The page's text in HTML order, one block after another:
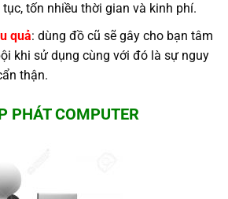
tốn nhiều thời gian và kinh phí.
quả: dùng đồ cũ sẽ gây cho bạn tâm
khi sử dụng cùng với đó là sự nguy
thận.
PHÁT COMPUTER